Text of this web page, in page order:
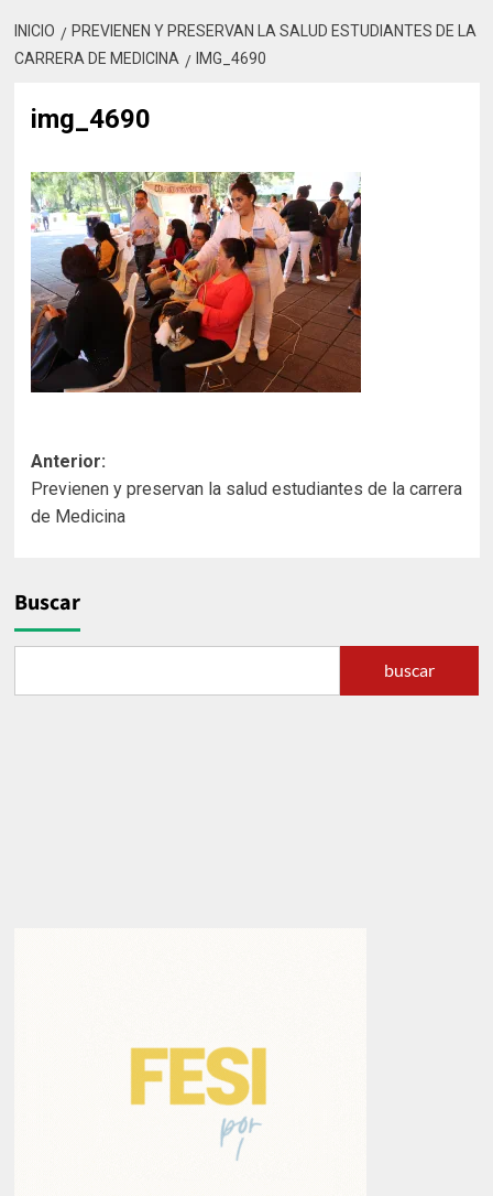
INICIO
PREVIENEN Y PRESERVAN LA SALUD ESTUDIANTES DE LA
CARRERA DE MEDICINA
IMG_4690
img_4690
Navegación
de
Anterior:
Previenen y preservan la salud estudiantes de la carrera
de Medicina
Buscar
buscar